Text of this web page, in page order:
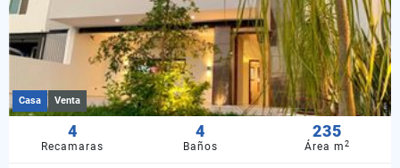
Casa Venta
4
Recamaras
4
Baños
235
Área m2